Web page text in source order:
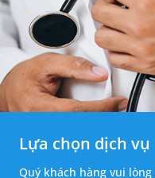
Lựa chọn dịch vụ
Quý khách hàng vui